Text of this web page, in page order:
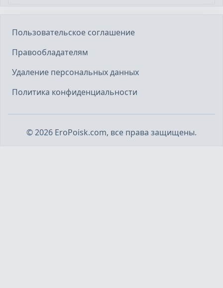
Пользовательское соглашение
Правообладателям
Удаление персональных данных
Политика конфиденциальности
©2026 EroPoisk.com, все права защищены.